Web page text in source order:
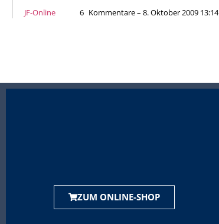
JF-Online 6 Kommentare – 8. Oktober 2009 13:14
ZUM ONLINE-SHOP